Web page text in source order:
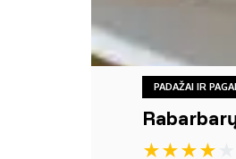
PADAŽAI IR
★★★★